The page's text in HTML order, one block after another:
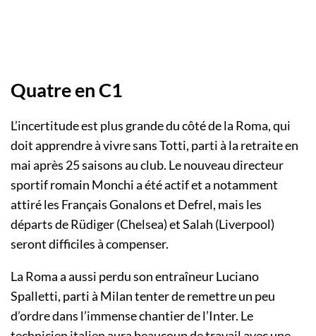
Quatre en C1
L’incertitude est plus grande du côté de la Roma, qui
doit apprendre à vivre sans Totti, parti à la retraite en
mai après 25 saisons au club. Le nouveau directeur
sportif romain Monchi a été actif et a notamment
attiré les Français Gonalons et Defrel, mais les
départs de Rüdiger (Chelsea) et Salah (Liverpool)
seront difficiles à compenser.
La Roma a aussi perdu son entraîneur Luciano
Spalletti, parti à Milan tenter de remettre un peu
d’ordre dans l’immense chantier de l’Inter. Le